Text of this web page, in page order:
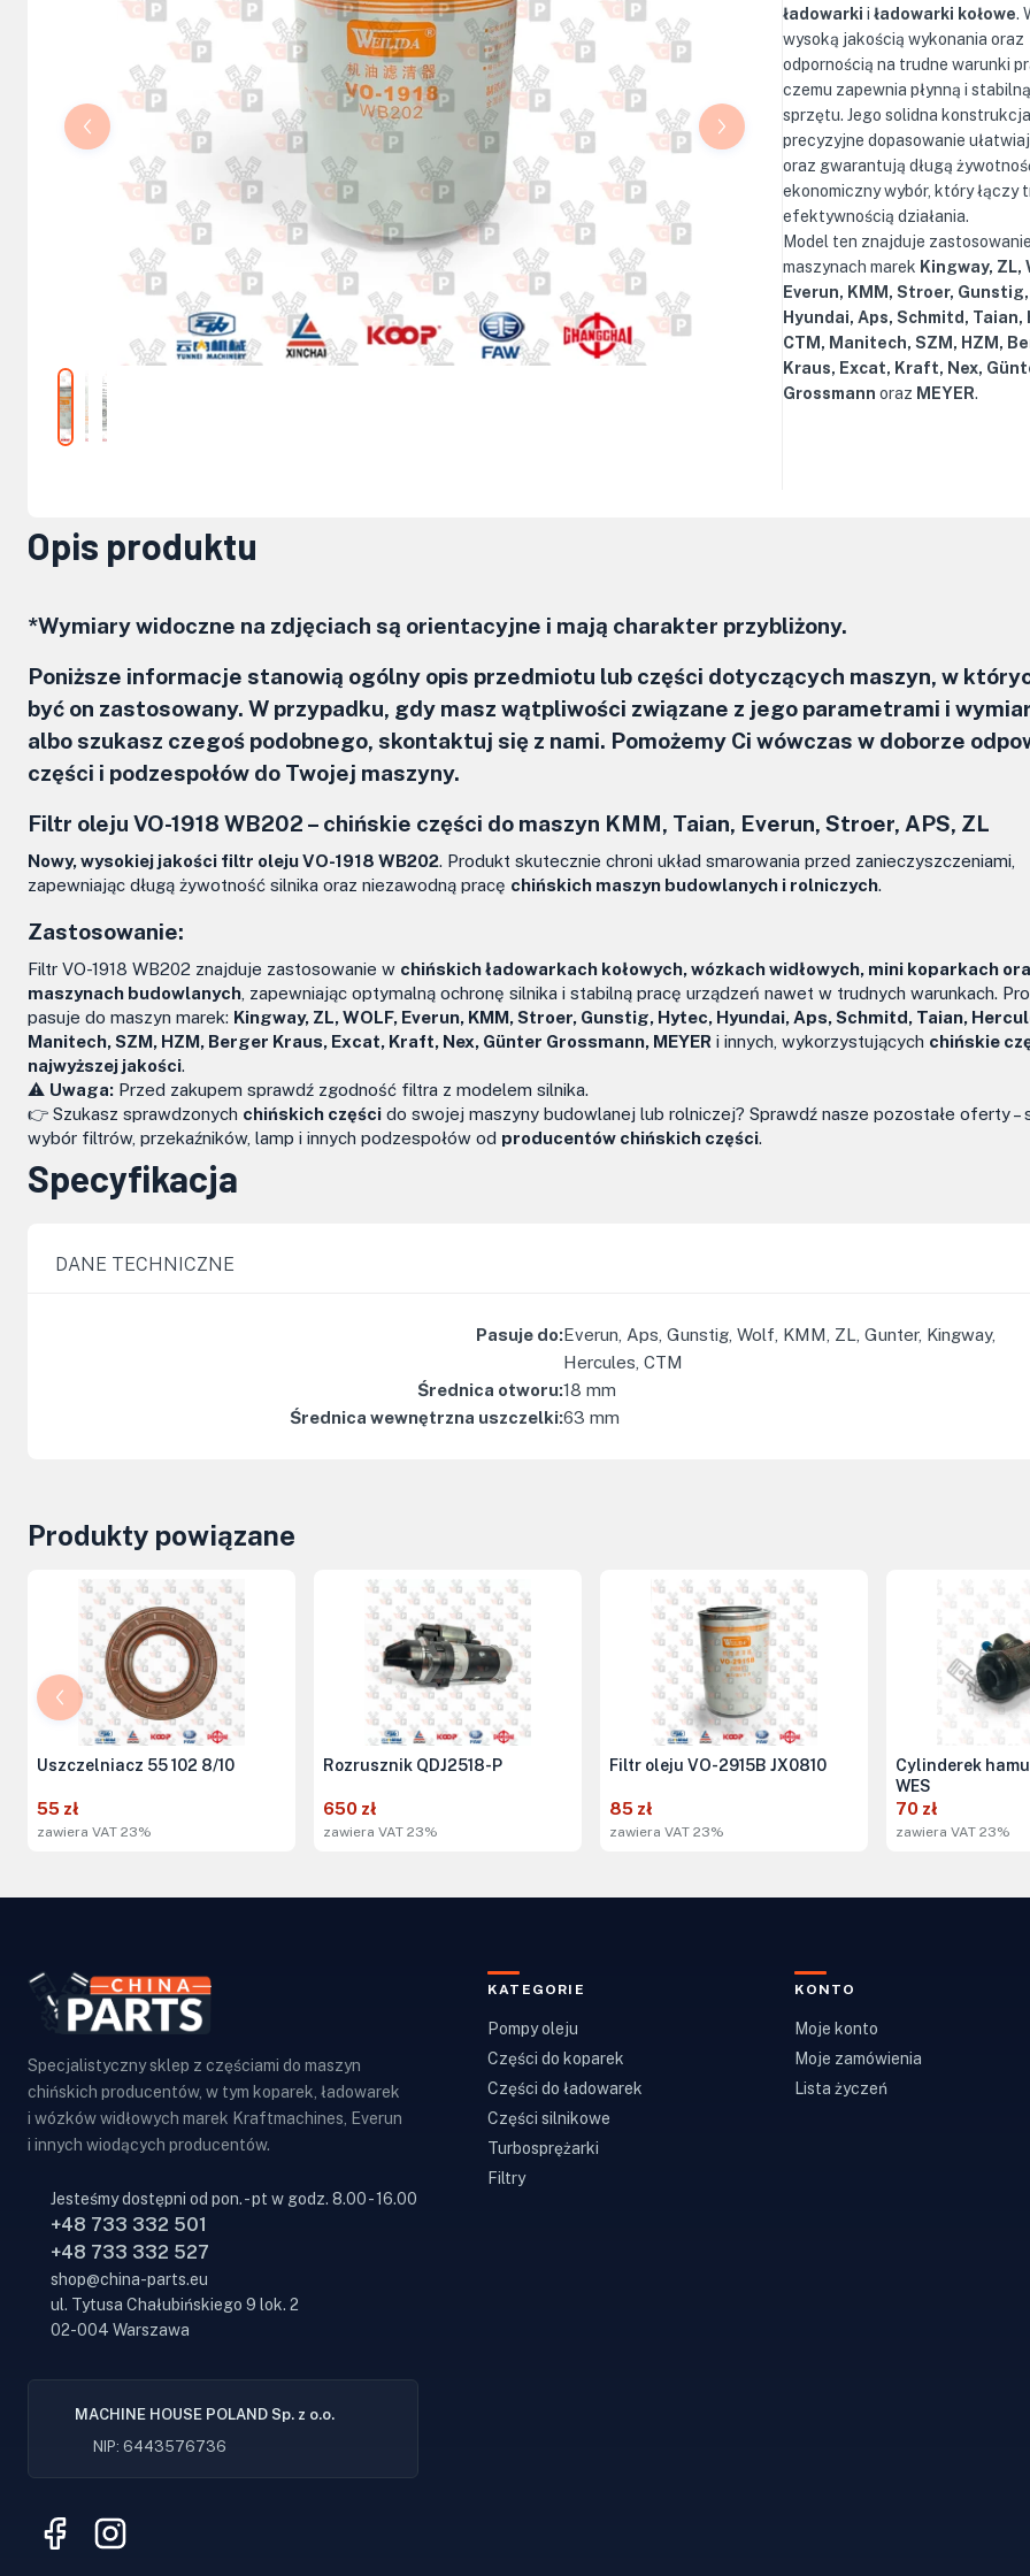
Kolumny kierownicze, orbitrole
Części elektryczne
Osprzęt do maszyn
ładowarki i ładowarki kołowe.
wysoką jakością wykonania oraz
odpornością na trudne warunki
czemu zapewnia płynną i
sprzętu. Jego solidna
precyzyjne dopasowanie
oraz gwarantują długą
ekonomiczny wybór, który łączy
efektywnością działania.
Model ten znajduje
maszynach marek Kingway, ZL,
Everun, KMM, Stroer,
Hyundai, Aps, Schmitd, Taian,
CTM, Manitech, SZM, HZM,
Kraus, Excat, Kraft, Nex,
Grossmann oraz MEYER.
Opis produktu
*Wymiary widoczne na zdjęciach są orientacyjne i mają charakter przybliżony.
Poniższe informacje stanowią ogólny opis przedmiotu lub części dotyczących maszyn, w
być on zastosowany. W przypadku, gdy masz wątpliwości związane z jego parametrami i
albo szukasz czegoś podobnego, skontaktuj się z nami. Pomożemy Ci wówczas w doborze
części i podzespołów do Twojej maszyny.
Filtr oleju VO-1918 WB202 – chińskie części do maszyn KMM, Taian, Everun, Stroer, APS, ZL
Nowy, wysokiej jakości filtr oleju VO-1918 WB202. Produkt skutecznie chroni układ smarowania przed zanieczyszczeniami,
zapewniając długą żywotność silnika oraz niezawodną pracę chińskich maszyn budowlanych i rolniczych.
Zastosowanie:
Filtr VO-1918 WB202 znajduje zastosowanie w chińskich ładowarkach kołowych, wózkach widłowych, mini koparkach
maszynach budowlanych , zapewniając optymalną ochronę silnika i stabilną pracę urządzeń nawet w trudnych warunkach.
pasuje do maszyn marek: Kingway, ZL, WOLF, Everun, KMM, Stroer, Gunstig, Hytec, Hyundai, Aps, Schmitd, Taian,
Manitech, SZM, HZM, Berger Kraus, Excat, Kraft, Nex, Günter Grossmann, MEYER i innych, wykorzystujących chińskie
najwyższej jakości.
⚠️ Uwaga: Przed zakupem sprawdź zgodność filtra z modelem silnika.
👉 Szukasz sprawdzonych chińskich części do swojej maszyny budowlanej lub rolniczej? Sprawdź nasze pozostałe oferty –
wybór filtrów, przekaźników, lamp i innych podzespołów od producentów chińskich części.
Specyfikacja
DANE TECHNICZNE
Pasuje do:Everun, Aps, Gunstig, Wolf, KMM, ZL, Gunter, Kingway,
Hercules, CTM
Średnica otworu:18 mm
Średnica wewnętrzna uszczelki:63 mm
Produkty powiązane
Uszczelniacz 55 102 8/10
55 zł
zawiera VAT 23%
Rozrusznik QDJ2518-P
650 zł
zawiera VAT 23%
Filtr oleju VO-2915B JX0810
85 zł
zawiera VAT 23%
Cylinderek
WES
70 zł
zawiera VAT 23%
Specjalistyczny sklep z częściami do maszyn
chińskich producentów, w tym koparek, ładowarek
i wózków widłowych marek Kraftmachines, Everun
i innych wiodących producentów.
Jesteśmy dostępni od pon. - pt w godz. 8.00 - 16.00
+48 733 332 501
+48 733 332 527
shop@china-parts.eu
ul. Tytusa Chałubińskiego 9 lok. 2
02-004 Warszawa
MACHINE HOUSE POLAND Sp. z o.o.
NIP: 6443576736
KATEGORIE
Pompy oleju
Części do koparek
Części do ładowarek
Części silnikowe
Turbosprężarki
Filtry
KONTO
Moje konto
Moje zamówienia
Lista życzeń